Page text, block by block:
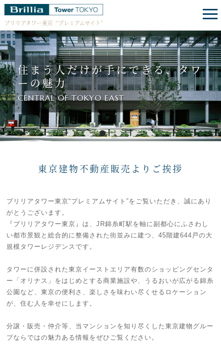
ブリリアタワー東京 “プレミアムサイト”
住まう人だけが手にできる、タワ
ーの魅力
CENTRAL OF TOKYO EAST
東京建物不動産販売よりご挨拶
ブリリアタワー東京“プレミアムサイト”をご覧いただき、誠にあり
がとうございます。
『ブリリアタワー東京』は、JR錦糸町駅を軸に副都心にふさわし
い都市景観と総合的に整備された街並みに建つ、45階建644戸の大
規模タワーレジデンスです。
タワーに併設された東京イーストエリア有数のショッピングセンタ
ー「オリナス」をはじめとする商業施設や、うるおいが広がる錦糸
公園など、東京の便利さ、楽しさを味わい尽くせるロケーション
が、住む人を幸せにします。
分譲・販売・仲介等、当マンションを知り尽くした東京建物グルー
プならではの魅力ある情報をぜひご覧ください。